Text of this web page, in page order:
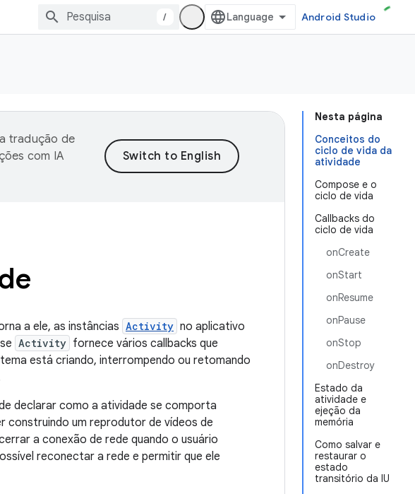
/ Android Studio
Nesta página
Conceitos do
ciclo de vida da
atividade
Compose e o
ciclo de vida
Callbacks do
ciclo de vida
onCreate
onStart
onResume
onPause
onStop
onDestroy
Estado da
atividade e
ejeção da
memória
Como salvar e
restaurar o
estado
transitório da IU
tradução de
com IA
a ele, as instâncias Activity no aplicativo
Activity fornece vários callbacks que
está criando, interrompendo ou retomando
declarar como a atividade se comporta
construindo um reprodutor de vídeos de
a conexão de rede quando o usuário
reconectar a rede e permitir que ele